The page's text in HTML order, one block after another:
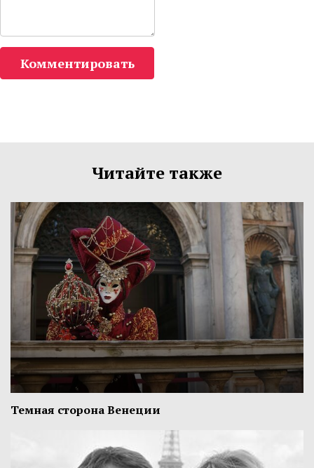
Комментировать
Читайте также
Темная сторона Венеции